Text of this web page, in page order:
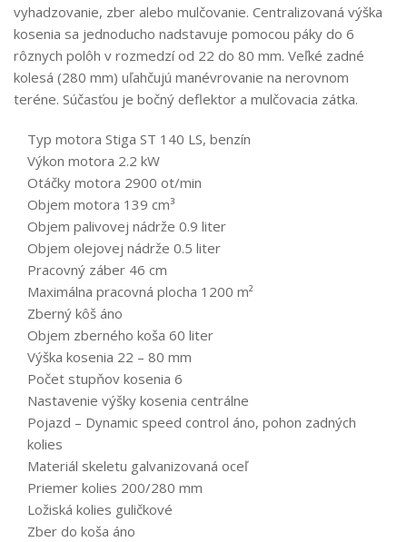
vyhadzovanie, zber alebo mulčovanie. Centralizovaná výška
kosenia sa jednoducho nadstavuje pomocou páky do 6
rôznych polôh v rozmedzí od 22 do 80 mm. Veľké zadné
kolesá (280 mm) uľahčujú manévrovanie na nerovnom
teréne. Súčasťou je bočný deflektor a mulčovacia zátka.
Typ motora Stiga ST 140 LS, benzín
Výkon motora 2.2 kW
Otáčky motora 2900 ot/min
Objem motora 139 cm³
Objem palivovej nádrže 0.9 liter
Objem olejovej nádrže 0.5 liter
Pracovný záber 46 cm
Maximálna pracovná plocha 1200 m²
Zberný kôš áno
Objem zberného koša 60 liter
Výška kosenia 22 – 80 mm
Počet stupňov kosenia 6
Nastavenie výšky kosenia centrálne
Pojazd – Dynamic speed control áno, pohon zadných
kolies
Materiál skeletu galvanizovaná oceľ
Priemer kolies 200/280 mm
Ložiská kolies guličkové
Zber do koša áno